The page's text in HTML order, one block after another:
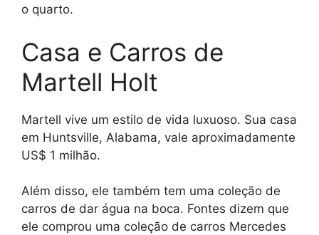
o quarto.
Casa e Carros de
Martell Holt
Martell vive um estilo de vida luxuoso. Sua casa
em Huntsville, Alabama, vale aproximadamente
US$ 1 milhão.
Além disso, ele também tem uma coleção de
carros de dar água na boca. Fontes dizem que
ele comprou uma coleção de carros Mercedes